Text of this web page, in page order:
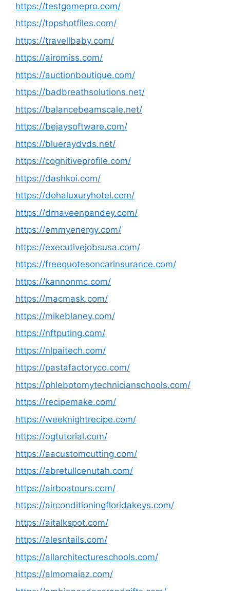
https://testgamepro.com/
https://topshotfiles.com/
https://travellbaby.com/
https://airomiss.com/
https://auctionboutique.com/
https://badbreathsolutions.net/
https://balancebeamscale.net/
https://bejaysoftware.com/
https://blueraydvds.net/
https://cognitiveprofile.com/
https://dashkoi.com/
https://dohaluxuryhotel.com/
https://drnaveenpandey.com/
https://emmyenergy.com/
https://executivejobsusa.com/
https://freequotesoncarinsurance.com/
https://kannonmc.com/
https://macmask.com/
https://mikeblaney.com/
https://nftputing.com/
https://nlpaitech.com/
https://pastafactoryco.com/
https://phlebotomytechnicianschools.com/
https://recipemake.com/
https://weeknightrecipe.com/
https://ogtutorial.com/
https://aacustomcutting.com/
https://abretullcenutah.com/
https://airboatours.com/
https://airconditioningfloridakeys.com/
https://aitalkspot.com/
https://alesntails.com/
https://allarchitectureschools.com/
https://almomaiaz.com/